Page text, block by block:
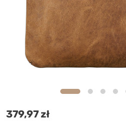
Cena standardowa
379,97 zł